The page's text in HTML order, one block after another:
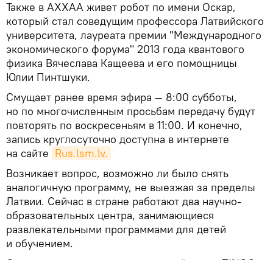
Также в АХХАА живет робот по имени Оскар,
который стал соведущим профессора Латвийского
университета, лауреата премии "Международного
экономического форума" 2013 года квантового
физика Вячеслава Кащеева и его помощницы
Юлии Пинтшуки.
Смущает ранее время эфира — 8:00 субботы,
но по многочисленным просьбам передачу будут
повторять по воскресеньям в 11:00. И конечно,
запись круглосуточно доступна в интернете
на сайте Rus.lsm.lv.
Возникает вопрос, возможно ли было снять
аналогичную программу, не выезжая за пределы
Латвии. Сейчас в стране работают два научно-
образовательных центра, занимающиеся
развлекательными программами для детей
и обучением.